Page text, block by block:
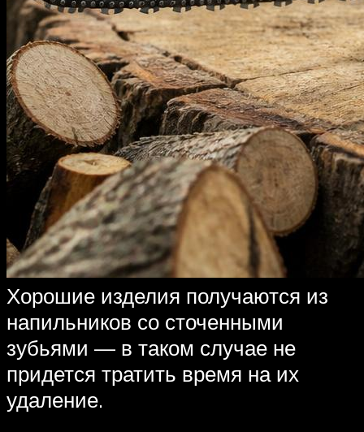
Хорошие изделия получаются из
напильников со сточенными
зубьями — в таком случае не
придется тратить время на их
удаление.